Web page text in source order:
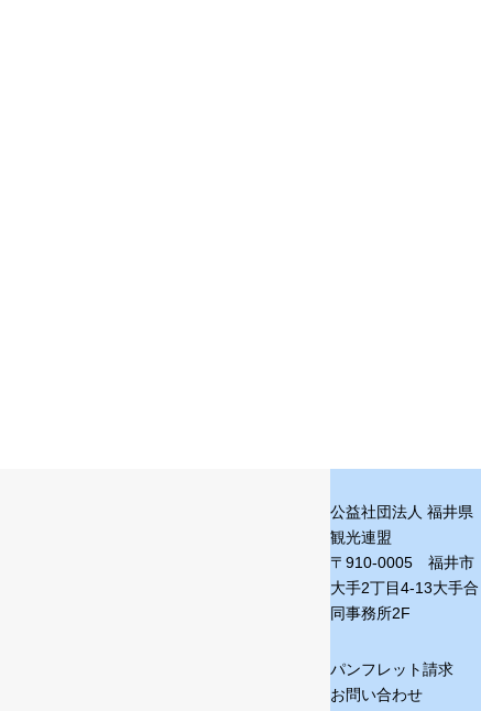
公益社団法人 福井県
観光連盟
〒910-0005 福井市
大手2丁目4-13大手合
同事務所2F
パンフレット請求
お問い合わせ